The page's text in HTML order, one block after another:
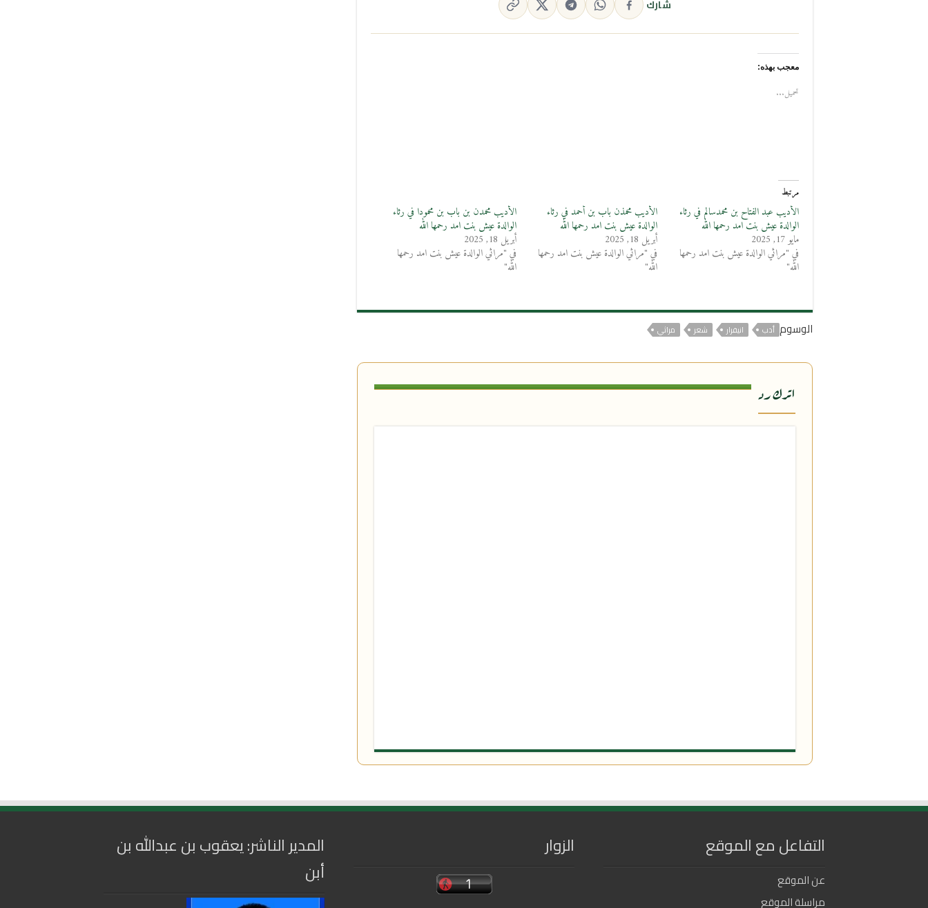
شارك
معجب بهذه:
تحميل...
مرتبط
الأديب عبد الفتاح بن محمدسالم في رثاء
الوالدة عيش بنت امد رحمها الله
مايو 17, 2025
في "مراثي الوالدة عيش بنت امد رحمها
الله"
الأديب محمذن باب بن أحمد في رثاء
الوالدة عيش بنت امد رحمها الله
أبريل 18, 2025
في "مراثي الوالدة عيش بنت امد رحمها
الله"
الأديب محمدن بن باب بن محمودا في رثاء
الوالدة عيش بنت امد رحمها الله
أبريل 18, 2025
في "مراثي الوالدة عيش بنت امد رحمها
الله"
الوسوم أدب انيفرار شعر مراثي
اترك رد
التفاعل مع الموقع
عن الموقع
مراسلة الموقع
الزوار
المدير الناشر: يعقوب بن عبدالله بن
أبن